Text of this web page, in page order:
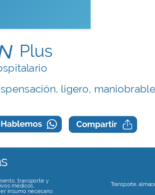
Transporte,
ligero,
transporte y
médicos,
insumo necesario.
Plus